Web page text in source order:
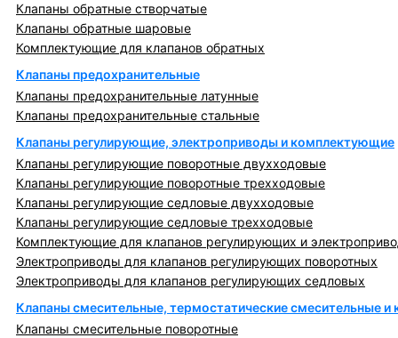
Клапаны обратные створчатые
Клапаны обратные шаровые
Комплектующие для клапанов обратных
Клапаны предохранительные
Клапаны предохранительные латунные
Клапаны предохранительные стальные
Клапаны регулирующие, электроприводы и комплектующие
Клапаны регулирующие поворотные двухходовые
Клапаны регулирующие поворотные трехходовые
Клапаны регулирующие седловые двухходовые
Клапаны регулирующие седловые трехходовые
Комплектующие для клапанов регулирующих и
Электроприводы для клапанов регулирующих поворотных
Электроприводы для клапанов регулирующих седловых
Клапаны смесительные, термостатические смесительные
Клапаны смесительные поворотные